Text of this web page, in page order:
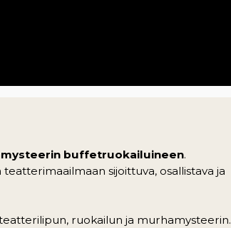
buffetruokailuineen.
sijoittuva, osallistava ja
ruokailun ja murhamysteerin.